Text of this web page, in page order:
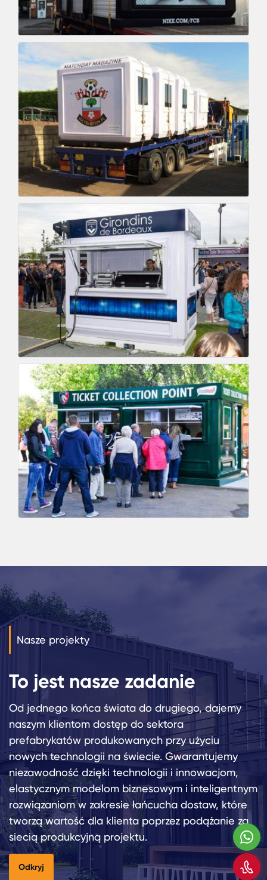
Nasze projekty
To jest nasze zadanie
Od jednego końca świata do drugiego, dajemy
naszym klientom dostęp do sektora
prefabrykatów produkowanych przy użyciu
nowych technologii na świecie. Gwarantujemy
niezawodność dzięki technologii i innowacjom,
elastycznym modelom biznesowym i inteligentnym
rozwiązaniom w zakresie łańcucha dostaw, które
tworzą wartość dla klienta poprzez podążanie za
siecią produkcyjną projektu.
Odkryj